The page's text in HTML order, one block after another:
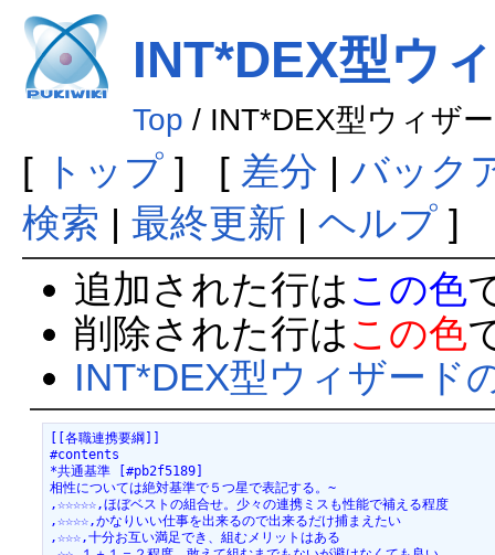
INT*DEX型ウ
Top / INT*DEX型ウィザ
[ トップ] [ 差分 | バック
検索 | 最終更新 | ヘルプ]
追加された行は この色
削除された行は この色
INT*DEX型ウィザード
[[各職連携要綱]]
#contents
*共通基準 [#pb2f5189]
相性については絶対基準で５つ星で表記する。~
,☆☆☆☆☆,ほぼベストの組合せ。少々の連携ミスも性能で補える程度
,☆☆☆☆,かなりいい仕事を出来るので出来るだけ捕まえたい
,☆☆☆,十分お互い満足でき、組むメリットはある